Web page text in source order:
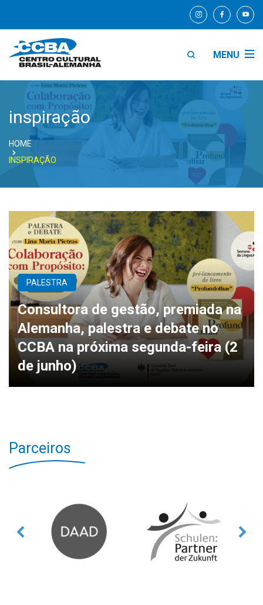
MENU
inspiração
HOME
INSPIRAÇÃO
PALESTRA
Consultora de gestão, premiada na
Alemanha, palestra e debate no
CCBA na próxima segunda-feira (2
de junho)
Parceiros